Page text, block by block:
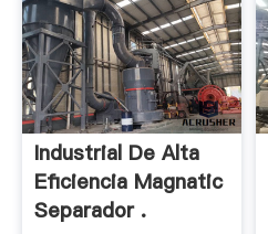
Industrial De Alta
Eficiencia Magnatic
Separador .